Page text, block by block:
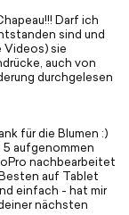
Darf ich
sind und
Videos) sie
auch von
durchgelesen
für die Blumen :)
aufgenommen
nachbearbeitet
auf Tablet
einfach - hat mir
nächsten